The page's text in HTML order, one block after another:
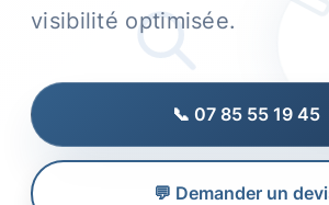
visibilité optimisée.
📞 07 85 55 19 45
💬 Demander un